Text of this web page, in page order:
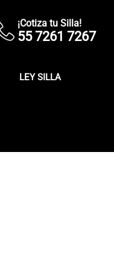
¡Cotiza tu Silla!
55 7261 7267
LEY SILLA